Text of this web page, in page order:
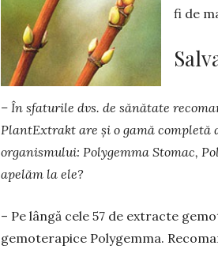
fi de
– În sfaturile dvs. de sănătate
PlantExtrakt are și o gamă completă
organismului: Polygemma Stomac,
apelăm la ele?
– Pe lângă cele 57 de extracte
gemoterapice Polygemma.